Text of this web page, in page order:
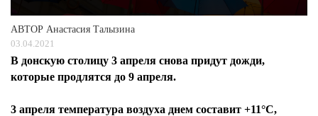
АВТОР Анастасия Талызина
03.04.2021
В донскую столицу 3 апреля снова придут дожди,
которые продлятся до 9 апреля.
3 апреля температура воздуха днем составит +11°С,